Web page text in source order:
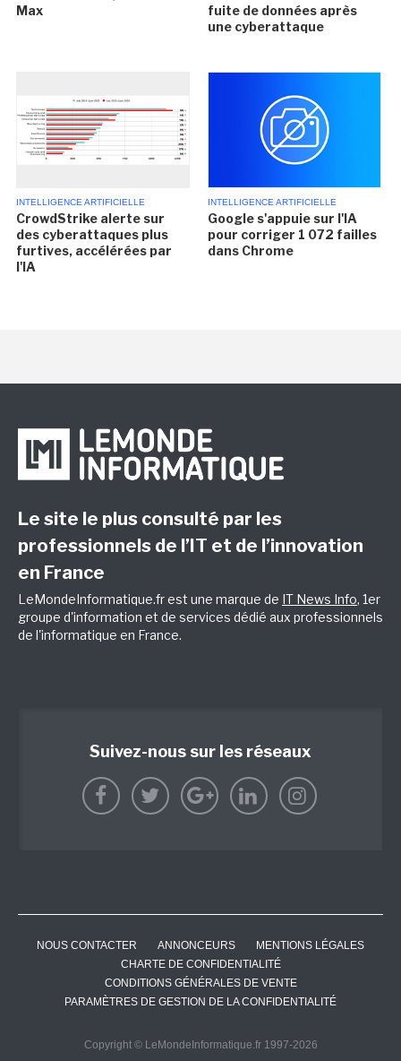
Max
fuite de données après
une cyberattaque
INTELLIGENCE ARTIFICIELLE
CrowdStrike alerte sur
des cyberattaques plus
furtives, accélérées par
l'IA
INTELLIGENCE ARTIFICIELLE
Google s'appuie sur l'IA
pour corriger 1 072 failles
dans Chrome
Le site le plus consulté par les
professionnels de l’IT et de l’innovation
en France
LeMondeInformatique.fr est une marque de IT News Info, 1er
groupe d'information et de services dédié aux professionnels
de l'informatique en France.
Suivez-nous sur les réseaux
NOUS CONTACTER ANNONCEURS
MENTIONS LÉGALES
CHARTE DE CONFIDENTIALITÉ
CONDITIONS GÉNÉRALES DE VENTE
PARAMÈTRES DE GESTION DE LA CONFIDENTIALITÉ
Copyright © LeMondeInformatique.fr 1997-2026